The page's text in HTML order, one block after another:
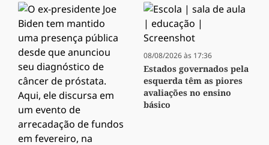
08/08/2026 às 17:36
Estados governados pela
esquerda têm as piores
avaliações no ensino
básico